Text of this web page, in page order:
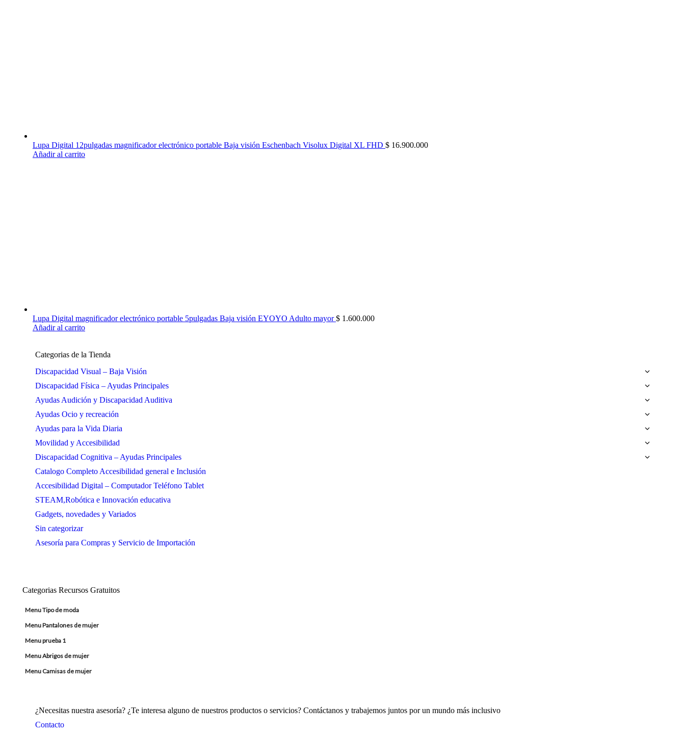
Lupa Digital 12pulgadas magnificador electrónico portable Baja visión Eschenbach Visolux Digital XL FHD $ 16.900.000
Añadir al carrito
Lupa Digital magnificador electrónico portable 5pulgadas Baja visión EYOYO Adulto mayor$ 1.600.000
Añadir al carrito
Categorias de la Tienda
Discapacidad Visual – Baja Visión
Discapacidad Física – Ayudas Principales
Ayudas Audición y Discapacidad Auditiva
Ayudas Ocio y recreación
Ayudas para la Vida Diaria
Movilidad y Accesibilidad
Discapacidad Cognitiva – Ayudas Principales
Catalogo Completo Accesibilidad general e Inclusión
Accesibilidad Digital – Computador Teléfono Tablet
STEAM,Robótica e Innovación educativa
Gadgets, novedades y Variados
Sin categorizar
Asesoría para Compras y Servicio de Importación
Categorias Recursos Gratuitos
Menu Tipo de moda
Menu Pantalones de mujer
Menu prueba 1
Menu Abrigos de mujer
Menu Camisas de mujer
¿Necesitas nuestra asesoría? ¿Te interesa alguno de nuestros productos o servicios? Contáctanos y trabajemos juntos por un mundo más inclusivo
Contacto